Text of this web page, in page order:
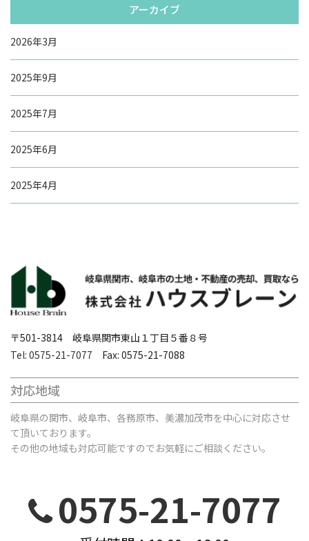
アーカイブ
2026年3月
2025年9月
2025年7月
2025年6月
2025年4月
〒501-3814 岐阜県関市東山１丁目５番８号
Tel: 0575-21-7077 Fax: 0575-21-7088
対応地域
岐阜県の関市、岐阜市、各務原市、美濃加茂市を中心に対応させ
て頂いております。
その他の地域も対応可能ですのでお気軽にご相談ください。
0575-21-7077